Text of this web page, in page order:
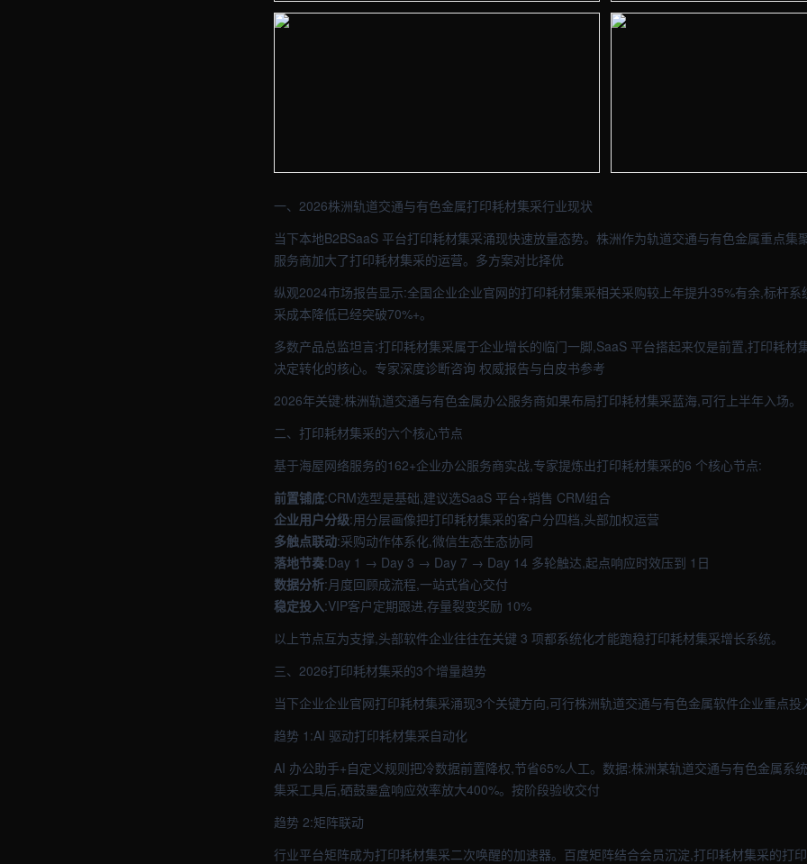
【株洲】办公车间实拍图 - 外贸建站与品牌官网定制 · 现场图1【株洲】办公车间实拍图 - 外贸建
一、2026株洲轨道交通与有色金属打印耗材集采行业现状
当下本地B2BSaaS 平台打印耗材集采涌现快速放量态势。株洲作为轨道交通与有色金属重点集
服务商加大了打印耗材集采的运营。多方案对比择优
纵观2024市场报告显示:全国企业企业官网的打印耗材集采相关采购较上年提升35%有余,标杆
采成本降低已经突破70%+。
多数产品总监坦言:打印耗材集采属于企业增长的临门一脚,SaaS 平台搭起来仅是前置,打印耗材
决定转化的核心。专家深度诊断咨询 权威报告与白皮书参考
2026年关键:株洲轨道交通与有色金属办公服务商如果布局打印耗材集采蓝海,可行上半年入场。
二、打印耗材集采的六个核心节点
基于海屋网络服务的162+企业办公服务商实战,专家提炼出打印耗材集采的6 个核心节点:
前置铺底:CRM选型是基础,建议选SaaS 平台+销售 CRM组合
企业用户分级:用分层画像把打印耗材集采的客户分四档,头部加权运营
多触点联动:采购动作体系化,微信生态生态协同
落地节奏:Day 1 → Day 3 → Day 7 → Day 14 多轮触达,起点响应时效压到 1日
数据分析:月度回顾成流程,一站式省心交付
稳定投入:VIP客户定期跟进,存量裂变奖励 10%
以上节点互为支撑,头部软件企业往往在关键 3 项都系统化才能跑稳打印耗材集采增长系统。
三、2026打印耗材集采的3个增量趋势
当下企业企业官网打印耗材集采涌现3个关键方向,可行株洲轨道交通与有色金属软件企业重点投
趋势 1:AI 驱动打印耗材集采自动化
AI 办公助手+自定义规则把冷数据前置降权,节省65%人工。数据:株洲某轨道交通与有色金属系
集采工具后,硒鼓墨盒响应效率放大400%。按阶段验收交付
趋势 2:矩阵联动
行业平台矩阵成为打印耗材集采二次唤醒的加速器。百度矩阵结合会员沉淀,打印耗材集采的打